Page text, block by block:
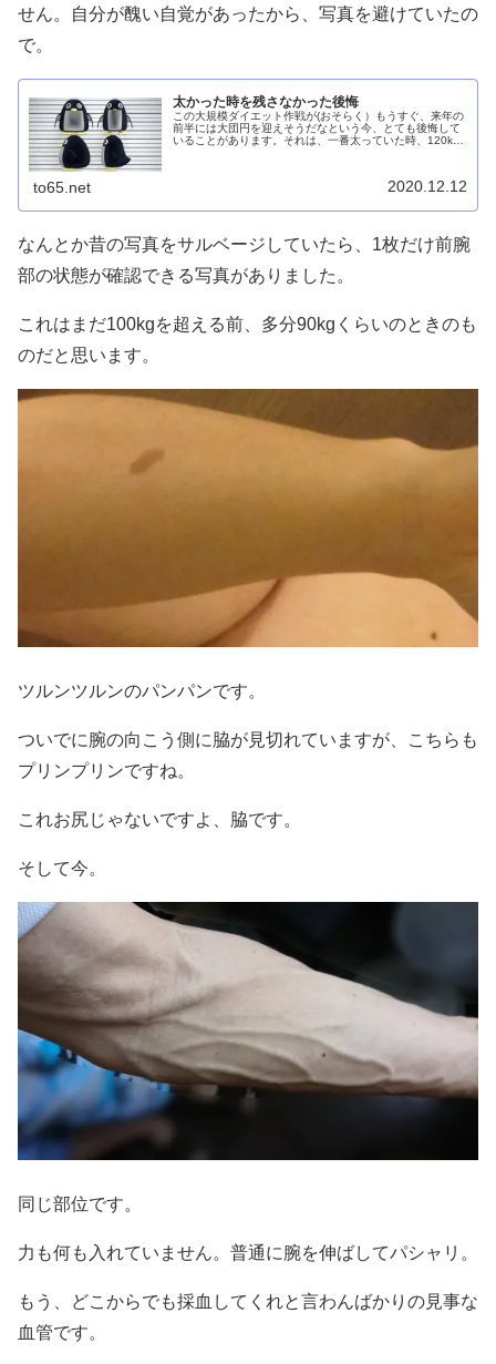
せん。自分が醜い自覚があったから、写真を避けていたの
で。
太かった時を残さなかった後悔
この大規模ダイエット作戦が(おそらく）もうすぐ、来年の
前半には大団円を迎えそうだなという今、とても後悔して
いることがあります。それは、一番太っていた時、120kg
to65.net 2020.12.12
なんとか昔の写真をサルベージしていたら、1枚だけ前腕
部の状態が確認できる写真がありました。
これはまだ100kgを超える前、多分90kgくらいのときのも
のだと思います。
ツルンツルンのパンパンです。
ついでに腕の向こう側に脇が見切れていますが、こちらも
プリンプリンですね。
これお尻じゃないですよ、脇です。
そして今。
同じ部位です。
力も何も入れていません。普通に腕を伸ばしてパシャリ。
もう、どこからでも採血してくれと言わんばかりの見事な
血管です。